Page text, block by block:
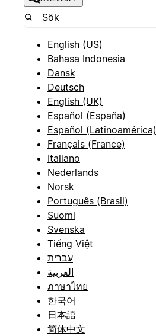
English (US)
Bahasa Indonesia
Dansk
Deutsch
English (UK)
Español (España)
Español (Latinoamérica)
Français (France)
Italiano
Nederlands
Norsk
Português (Brasil)
Suomi
Svenska
Tiếng Việt
עברית
العربية
ภาษาไทย
한국어
日本語
简体中文